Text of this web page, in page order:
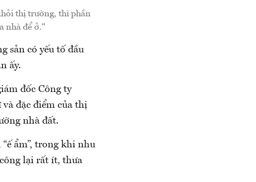
thị trường, thì phần
nhà để ở."
sản có yếu tố đầu
ấy.
đốc Công ty
đặc điểm của thị
nhà đất.
ẩm”, trong khi nhu
lại rất ít, thưa